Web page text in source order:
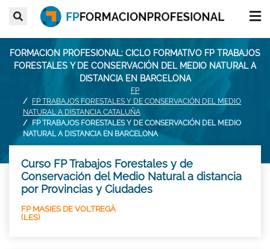
FORMACION PROFESIONAL: CICLO FORMATIVO FP TRABAJOS
FORESTALES Y DE CONSERVACIÓN DEL MEDIO NATURAL A
DISTANCIA EN BARCELONA
FP
FP TRABAJOS FORESTALES Y DE CONSERVACIÓN DEL MEDIO
NATURAL A DISTANCIA CATALUÑA
FP TRABAJOS FORESTALES Y DE CONSERVACIÓN DEL MEDIO
NATURAL A DISTANCIA EN BARCELONA
Curso FP Trabajos Forestales y de
Conservación del Medio Natural a distancia
por Provincias y Ciudades
FP MASIES DE VOLTREGÀ
(LES)